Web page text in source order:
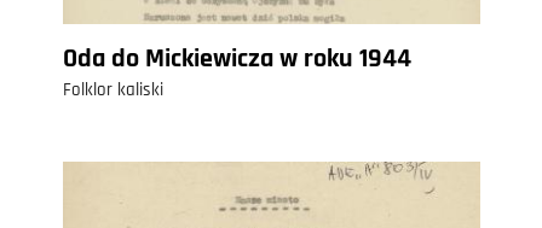
Oda do Mickiewicza w roku 1944
Folklor kaliski